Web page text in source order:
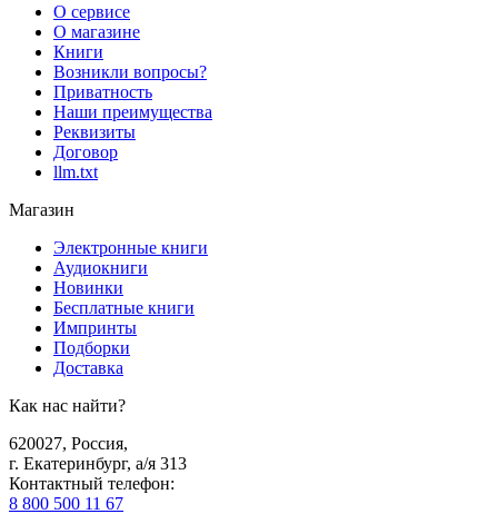
О сервисе
О магазине
Книги
Возникли вопросы?
Приватность
Наши преимущества
Реквизиты
Договор
llm.txt
Магазин
Электронные книги
Аудиокниги
Новинки
Бесплатные книги
Импринты
Подборки
Доставка
Как нас найти?
620027, Россия,
г. Екатеринбург, а/я 313
Контактный телефон:
8 800 500 11 67